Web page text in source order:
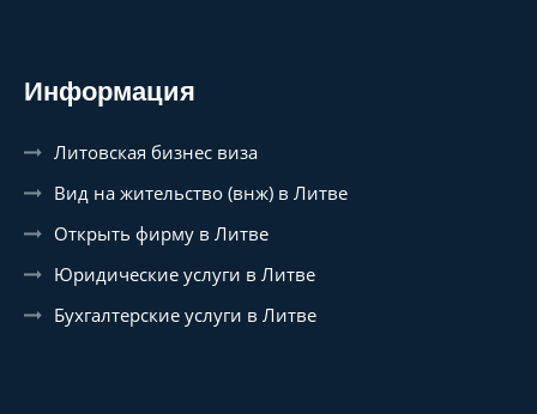
Информация
Литовская бизнес виза
Вид на жительство (внж) в Литве
Открыть фирму в Литве
Юридические услуги в Литве
Бухгалтерские услуги в Литве